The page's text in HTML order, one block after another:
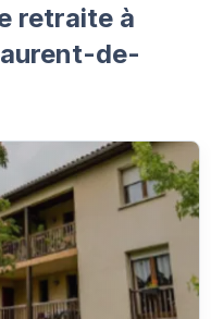
retraite à
de-